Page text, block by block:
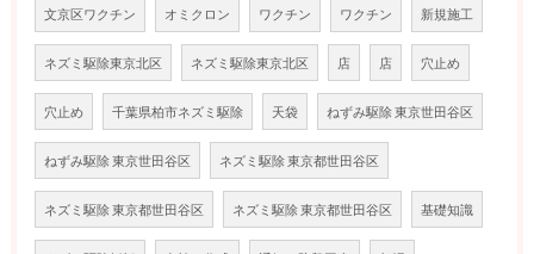
文京区ワクチン オミクロン ワクチン ワクチン 新規施工
ネズミ駆除東京北区 ネズミ駆除東京北区 店 店 穴止め
穴止め 千葉県柏市ネズミ駆除 天袋 ねずみ駆除 東京世田谷区
ねずみ駆除 東京世田谷区 ネズミ駆除 東京都世田谷区
ネズミ駆除 東京都世田谷区 ネズミ駆除 東京都世田谷区 基礎知識